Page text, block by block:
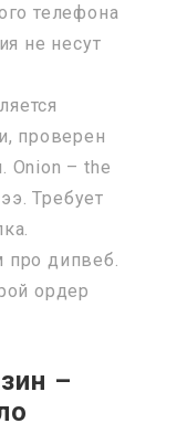
телефона
не несут
проверен
Onion – the
Требует
про дипвеб.
ордер
–